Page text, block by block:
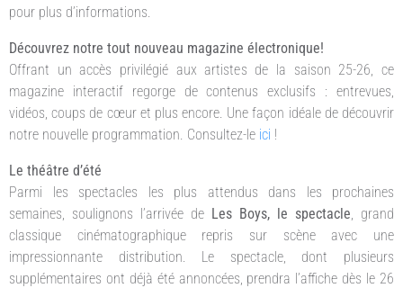
pour plus d’informations.
Découvrez notre tout nouveau magazine électronique!
Offrant un accès privilégié aux artistes de la saison 25-26, ce
magazine interactif regorge de contenus exclusifs : entrevues,
vidéos, coups de cœur et plus encore. Une façon idéale de découvrir
notre nouvelle programmation. Consultez-le ici !
Le théâtre d’été
Parmi les spectacles les plus attendus dans les prochaines
semaines, soulignons l’arrivée de Les Boys, le spectacle , grand
classique cinématographique repris sur scène avec une
impressionnante distribution. Le spectacle, dont plusieurs
supplémentaires ont déjà été annoncées, prendra l’affiche dès le 26